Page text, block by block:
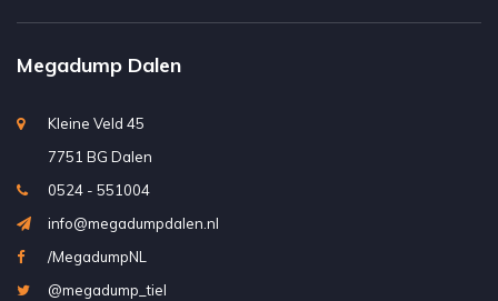
Megadump Dalen
Kleine Veld 45
7751 BG Dalen
0524 - 551004
info@megadumpdalen.nl
/MegadumpNL
@megadump_tiel